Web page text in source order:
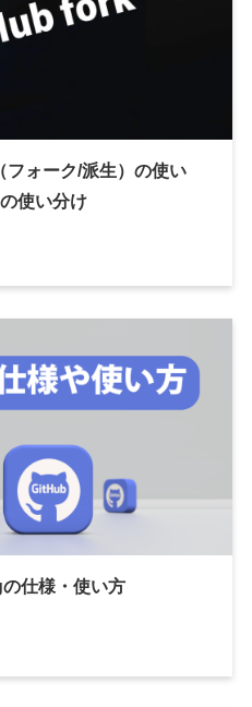
ォーク/派生）の使い
使い分け
仕様・使い方